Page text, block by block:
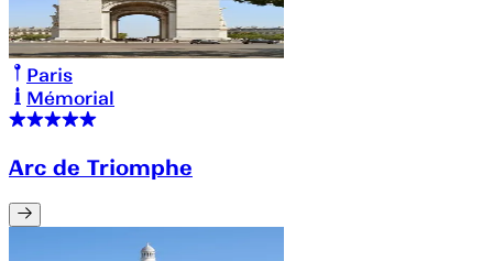
Paris
Mémorial
Arc de Triomphe